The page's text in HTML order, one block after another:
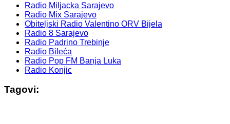
Radio Miljacka Sarajevo
Radio Mix Sarajevo
Obiteljski Radio Valentino ORV Bijela
Radio 8 Sarajevo
Radio Padrino Trebinje
Radio Bileća
Radio Pop FM Banja Luka
Radio Konjic
Tagovi: